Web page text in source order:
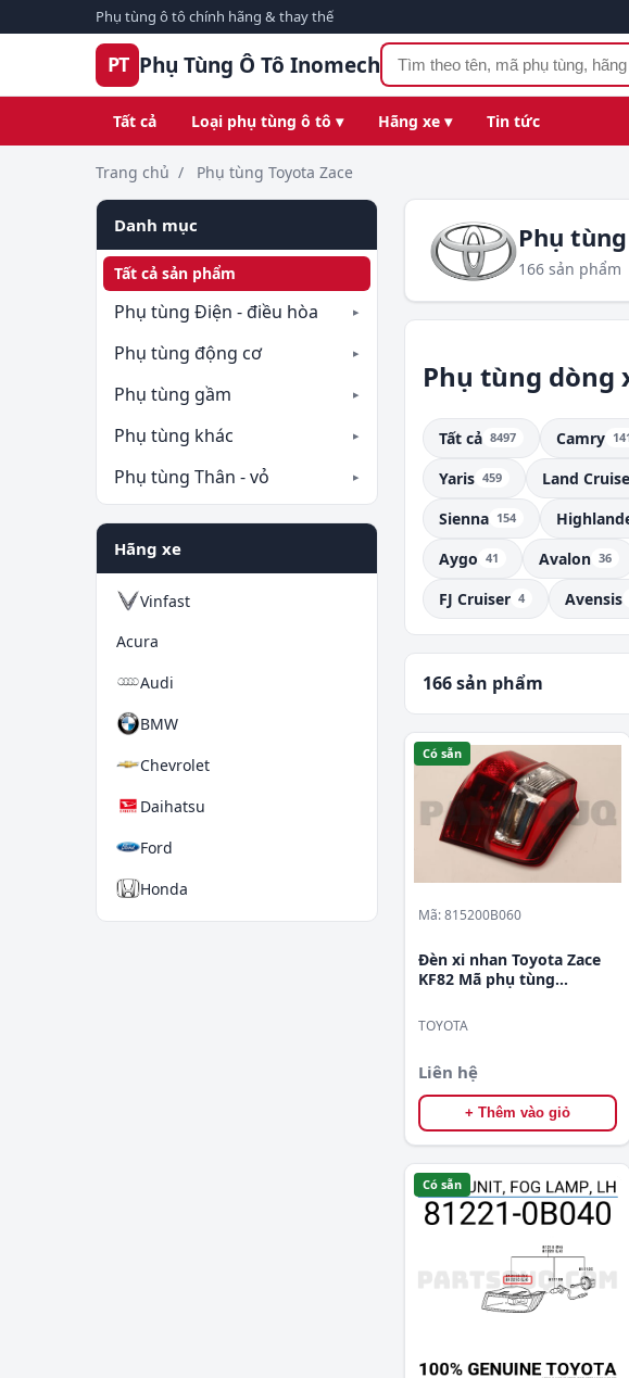
Phụ tùng ô tô chính hãng & thay thế
PT Phụ Tùng Ô Tô Inomech
Tất cả Loại phụ tùng ô tô ▾ Hãng xe ▾ Tin tức
Trang chủ / Phụ tùng Toyota Zace
Danh mục
Tất cả sản phẩm
Phụ tùng Điện - điều hòa
Phụ tùng động cơ
Phụ tùng gầm
Phụ tùng khác
Phụ tùng Thân - vỏ
Hãng xe
Vinfast
Acura
Audi
BMW
Chevrolet
Daihatsu
Ford
Honda
Phụ
166 sản phẩm
Phụ tùng dòng
Tất cả 8497 Camry
Yaris 459 Land
Sienna 154
Aygo 41 Avalon 36
FJ Cruiser 4 Avensis
166 sản phẩm
Có sẵn
Mã: 815200B060
Đèn xi nhan Toyota Zace
KF82 Mã phụ tùng
TOYOTA
Liên hệ
+ Thêm vào giỏ
Có sẵn